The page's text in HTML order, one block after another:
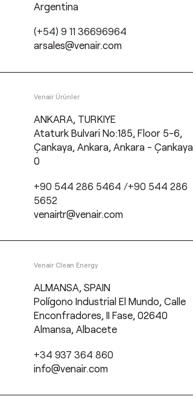
Argentina
(+54) 9 11 36696964
arsales@venair.com
Venair Ürünler
ANKARA, TURKIYE
Ataturk Bulvari No:185, Floor 5-6,
Çankaya, Ankara, Ankara - Çankaya
0
+90 544 286 5464 /+90 544 286
5652
venairtr@venair.com
Venair Clean Energy
ALMANSA, SPAIN
Polígono Industrial El Mundo, Calle
Enconfradores, II Fase, 02640
Almansa, Albacete
+34 937 364 860
info@venair.com